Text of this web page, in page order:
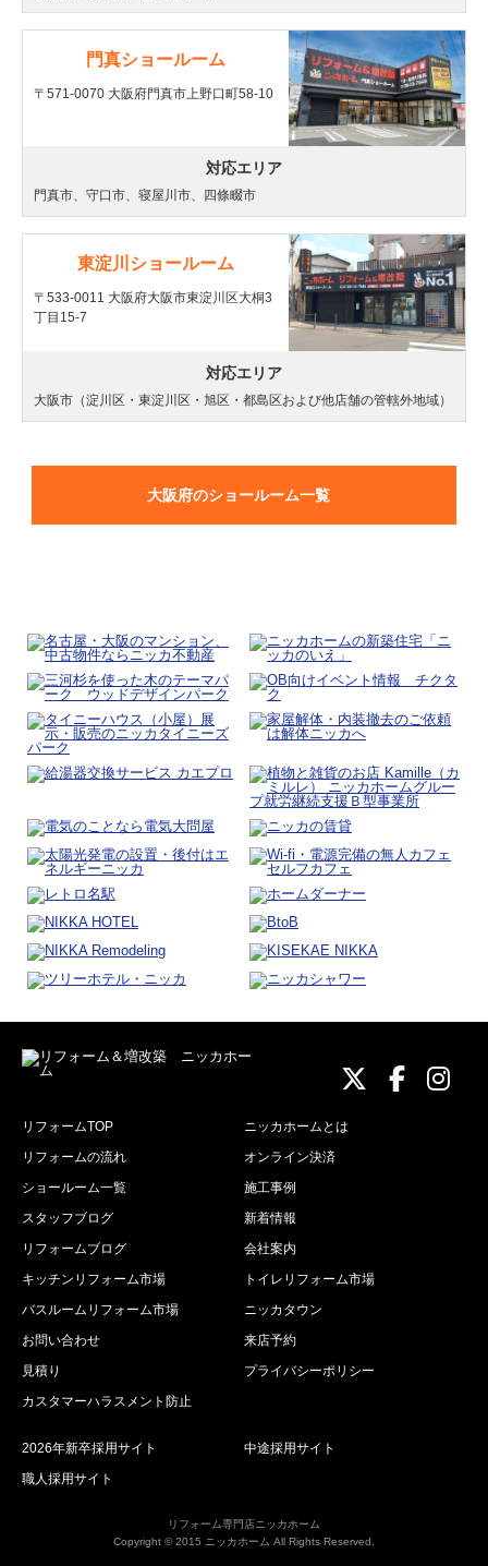
門真ショールーム
〒571-0070 大阪府門真市上野口町58-10
対応エリア
門真市、守口市、寝屋川市、四條畷市
東淀川ショールーム
〒533-0011 大阪府大阪市東淀川区大桐3
丁目15-7
対応エリア
大阪市（淀川区・東淀川区・旭区・都島区および他店舗の管轄外地域）
大阪府のショールーム一覧
ニッカ
ニッニ
リフォームTOP
ニッカホームとは
リフォームの流れ
オンライン決済
ショールーム一覧
施工事例
スタッフブログ
新着情報
リフォームブログ
会社案内
キッチンリフォーム市場
トイレリフォーム市場
バスルームリフォーム市場
ニッカタウン
お問い合わせ
来店予約
見積り
プライバシーポリシー
カスタマーハラスメント防止
2026年新卒採用サイト
中途採用サイト
職人採用サイト
リフォーム専門店ニッカホーム
Copyright © 2015 ニッカホーム All Rights Reserved.